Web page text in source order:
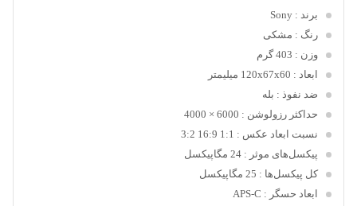
برند : Sony
رنگ : مشکی
وزن : 403 گرم
ابعاد : 120x67x60 میلیمتر
ضد نفوذ : بله
حداکثر رزولوشن : 6000 × 4000
نسبت ابعاد عکس : 1:1 16:9 3:2
پیکسل‌های موثر : 24 مگاپیکسل
کل پیکسل‌ها : 25 مگاپیکسل
ابعاد حسگر : APS-C